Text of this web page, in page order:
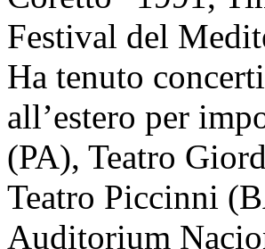
Festival del
Ha tenuto
all’estero per
(PA), Teatro
Teatro Piccinni
Auditorium